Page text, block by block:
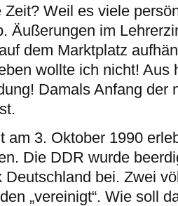
Weil es viele
Äußerungen im
dem Marktplatz
wollte ich nicht! Aus
Damals Anfang der
am 3. Oktober 1990
Die DDR wurde
Deutschland bei. Zwei
„vereinigt“. Wie soll